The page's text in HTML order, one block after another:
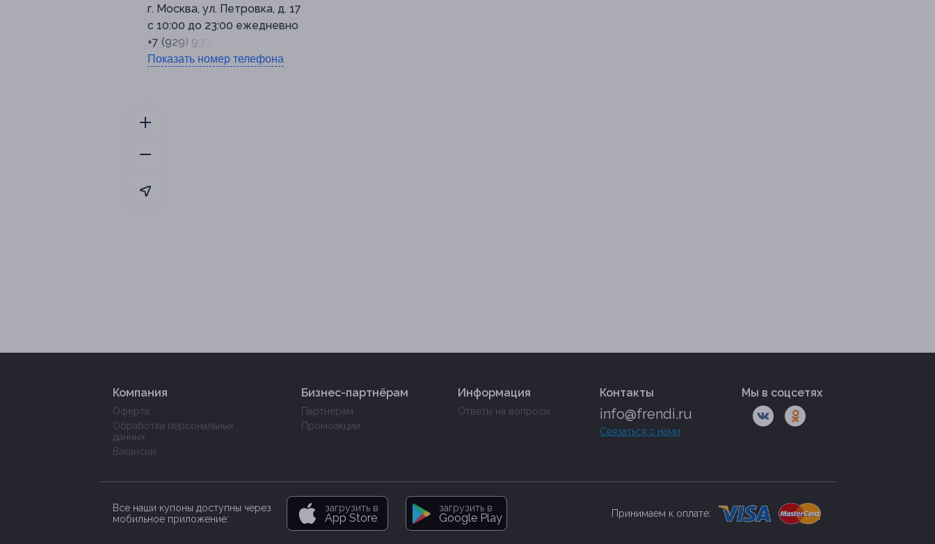
г. Москва, ул. Петровка, д. 17
с 10:00 до 23:00 ежедневно
+7 (929) 933-46-61
Показать номер телефона
Компания
Оферта
Обработка персональных
данных
Вакансии
Бизнес-партнёрам
Партнёрам
Промоакции
Информация
Ответы на вопросы
Контакты
info@frendi.ru
Связаться с нами
Мы в соцсетях
Все наши купоны доступны через
мобильное приложение:
загрузить в
App Store
загрузить в
Google Play Принимаем к оплате: